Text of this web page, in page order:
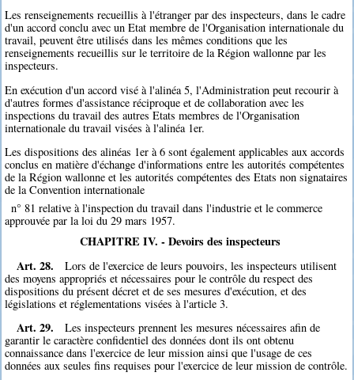
Les renseignements recueillis à l'étranger par des inspecteurs, dans le cadre
d'un accord conclu avec un Etat membre de l'Organisation internationale du
travail, peuvent être utilisés dans les mêmes conditions que les
renseignements recueillis sur le territoire de la Région wallonne par les
inspecteurs.
En exécution d'un accord visé à l'alinéa 5, l'Administration peut recourir à
d'autres formes d'assistance réciproque et de collaboration avec les
inspections du travail des autres Etats membres de l'Organisation
internationale du travail visées à l'alinéa 1er.
Les dispositions des alinéas 1er à 6 sont également applicables aux accords
conclus en matière d'échange d'informations entre les autorités compétentes
de la Région wallonne et les autorités compétentes des Etats non signataires
de la Convention internationale
n° 81 relative à l'inspection du travail dans l'industrie et le commerce
approuvée par la loi du 29 mars 1957.
CHAPITRE IV. - Devoirs des inspecteurs
Art. 28.
Lors de l'exercice de leurs pouvoirs, les inspecteurs utilisent
des moyens appropriés et nécessaires pour le contrôle du respect des
dispositions du présent décret et de ses mesures d'exécution, et des
législations et réglementations visées à l'article 3.
Art. 29.
Les inspecteurs prennent les mesures nécessaires afin de
garantir le caractère confidentiel des données dont ils ont obtenu
connaissance dans l'exercice de leur mission ainsi que l'usage de ces
données aux seules fins requises pour l'exercice de leur mission de contrôle.